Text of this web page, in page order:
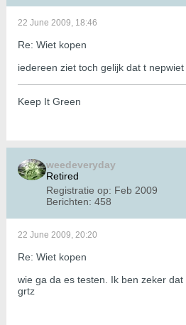
22 June 2009, 18:46
Re: Wiet kopen
iedereen ziet toch gelijk dat t nepwiet
Keep It Green
weedeveryday
Retired
Registratie op: Feb 2009
Berichten: 458
22 June 2009, 20:20
Re: Wiet kopen
wie ga da es testen. Ik ben zeker dat
grtz